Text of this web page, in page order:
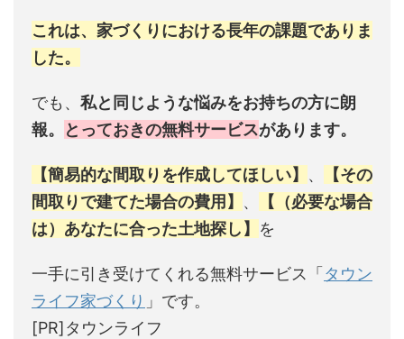
これは、家づくりにおける長年の課題でありま
した。
でも、 私と同じような悩みをお持ちの方に朗
報。
とっておきの無料サービスがあります。
【簡易的な間取りを作成してほしい】 、
【その
間取りで建てた場合の費用】 、
【（必要な場合
は）あなたに合った土地探し】 を
一手に引き受けてくれる無料サービス「 タウン
ライフ家づくり 」です。
[PR]タウンライフ